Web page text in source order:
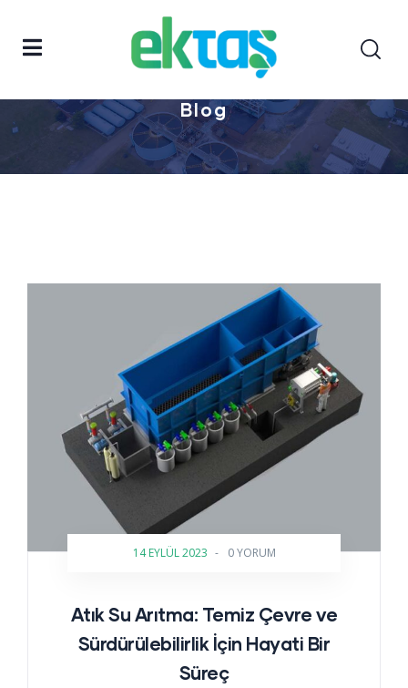
Anasayfa Blog Sayfa 2
Blog
14 EYLÜL 2023 - 0 YORUM
Atık Su Arıtma: Temiz Çevre ve
Sürdürülebilirlik İçin Hayati Bir
Süreç